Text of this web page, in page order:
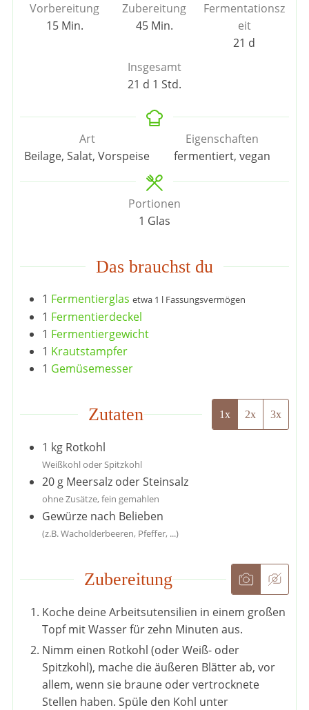
Vorbereitung
15Minuten
Min.
Zubereitung
45Minuten
Min.
Fermentationsz
eit
21 Tage
d
Insgesamt
21 Tage
d 1 Stunde
Std.
Art
Beilage, Salat, Vorspeise
Eigenschaften
fermentiert, vegan
Portionen
1 Glas
Das brauchst du
1 Fermentierglas etwa 1 l Fassungsvermögen
1 Fermentierdeckel
1 Fermentiergewicht
1 Krautstampfer
1 Gemüsemesser
Zutaten 1x 2x 3x
1 kg Rotkohl
Weißkohl oder Spitzkohl
20 g Meersalz oder Steinsalz
ohne Zusätze, fein gemahlen
Gewürze nach Belieben
(z.B. Wacholderbeeren, Pfeffer, ...)
Zubereitung
Koche deine Arbeitsutensilien in einem großen
Topf mit Wasser für zehn Minuten aus.
Nimm einen Rotkohl (oder Weiß- oder
Spitzkohl), mache die äußeren Blätter ab, vor
allem, wenn sie braune oder vertrocknete
Stellen haben. Spüle den Kohl unter